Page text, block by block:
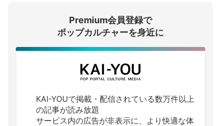
ログインする
Premium会員登録で
ポップカルチャーを身近に
KAI-YOUで掲載・配信されている数万件以上
の記事が読み放題
サービス内の広告が非表示に、より快適な体